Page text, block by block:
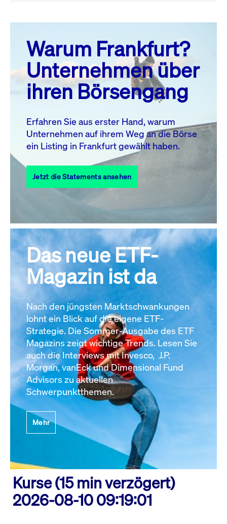
August 26
MO. DI. MI. DO. FR. SA. SO.
1
2
3
4 5 6 7 8
17 18 19 20 21 22
23
27 28
31
Alle Events
Warum Frankfurt?
Unternehmen über
ihren Börsengang
Erfahren Sie aus erster Hand, warum
Unternehmen auf ihrem Weg an die Börse
ein Listing in Frankfurt gewählt haben.
Jetzt die Statements ansehen
Das neue ETF-
Magazin ist da
Nach den jüngsten Marktschwankungen
lohnt ein Blick auf die eigene ETF-
Strategie. Die Sommer-Ausgabe des ETF
Magazins zeigt wichtige Trends. Lesen Sie
auch die Interviews mit Invesco, J.P.
Morgan, vanEck und Dimensional Fund
Advisors zu aktuellen
Schwerpunktthemen.
Mehr
Kurse (15 min verzögert)
2026-08-10 09:19:01